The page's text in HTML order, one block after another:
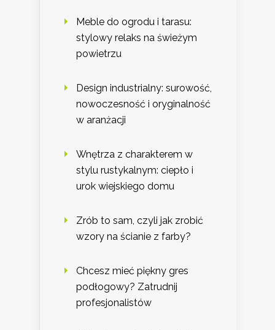
Meble do ogrodu i tarasu:
stylowy relaks na świeżym
powietrzu
Design industrialny: surowość,
nowoczesność i oryginalność
w aranżacji
Wnętrza z charakterem w
stylu rustykalnym: ciepło i
urok wiejskiego domu
Zrób to sam, czyli jak zrobić
wzory na ścianie z farby?
Chcesz mieć piękny gres
podłogowy? Zatrudnij
profesjonalistów